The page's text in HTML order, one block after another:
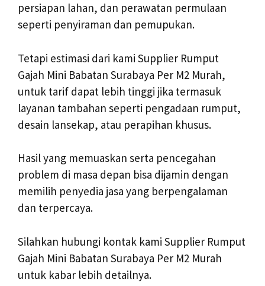
persiapan lahan, dan perawatan permulaan
seperti penyiraman dan pemupukan.
Tetapi estimasi dari kami Supplier Rumput
Gajah Mini Babatan Surabaya Per M2 Murah,
untuk tarif dapat lebih tinggi jika termasuk
layanan tambahan seperti pengadaan rumput,
desain lansekap, atau perapihan khusus.
Hasil yang memuaskan serta pencegahan
problem di masa depan bisa dijamin dengan
memilih penyedia jasa yang berpengalaman
dan terpercaya.
Silahkan hubungi kontak kami Supplier Rumput
Gajah Mini Babatan Surabaya Per M2 Murah
untuk kabar lebih detailnya.